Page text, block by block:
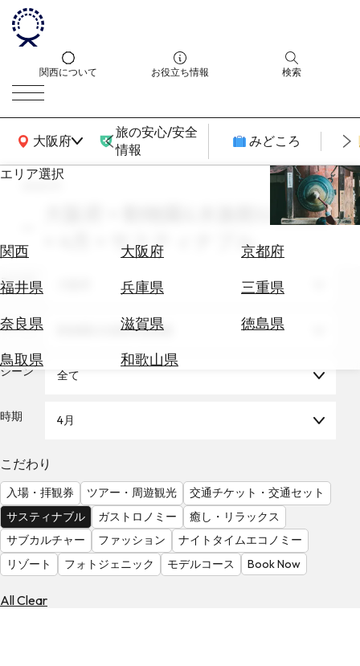
関西について お役立ち情報 検索
大阪府
関西広域MAP
旅の安心/安全
情報
みどころ
エリア選択
関西 大阪府
京都府
福井県
兵庫県
三重県
奈良県
滋賀県
徳島県
鳥取県
和歌山県
エ
券
テ
を
る
気
を
見
る
search
大阪府 × 動物園&水族館&植物園
× 4月 × サスティナブル
エリア
テーマ 動物園&水族館&植物園
シーン 全て
時期 4月
こだわり
入場・拝観券 ツアー・周遊観光
交通チケット・交通セット
サスティナブル
ガストロノミー
癒し・リラックス
サブカルチャー
ファッション
ナイトタイムエコノミー
リゾート
フォトジェニック モデルコース Book Now
All Clear